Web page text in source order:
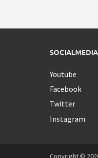
SOCIALMEDIA
Youtube
Facebook
Twitter
Instagram
Copyright ©